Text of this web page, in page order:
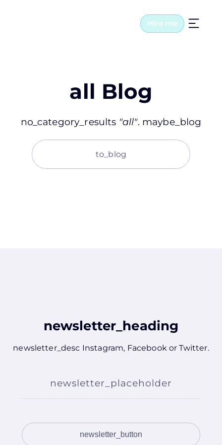
Hire me
all Blog
no_category_results "all". maybe_blog
to_blog
newsletter_heading
newsletter_desc Instagram, FacebookorTwitter.
newsletter_placeholder